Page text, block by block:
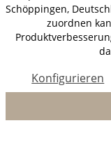
Schöppingen,
zuordnen
Konfigurieren